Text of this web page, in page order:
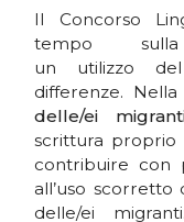
Il Concorso
tempo sulla
un utilizzo
differenze.
delle/ei
scrittura proprio
contribuire con
all’uso
delle/ei